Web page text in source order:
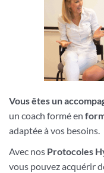
Vous êtes un
un coach formé en
adaptée à vos besoins.
Avec nos Protocoles
vous pouvez acquérir